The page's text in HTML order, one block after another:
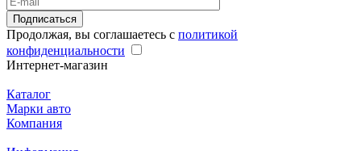
Подписаться
Продолжая, вы соглашаетесь с политикой
конфиденциальности
Интернет-магазин
Каталог
Марки авто
Компания